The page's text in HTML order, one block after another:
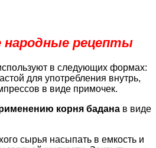
народные рецепты
в следующих формах:
для употребления внутрь,
в виде примочек.
корня бадана в виде
сырья насыпать в емкость и